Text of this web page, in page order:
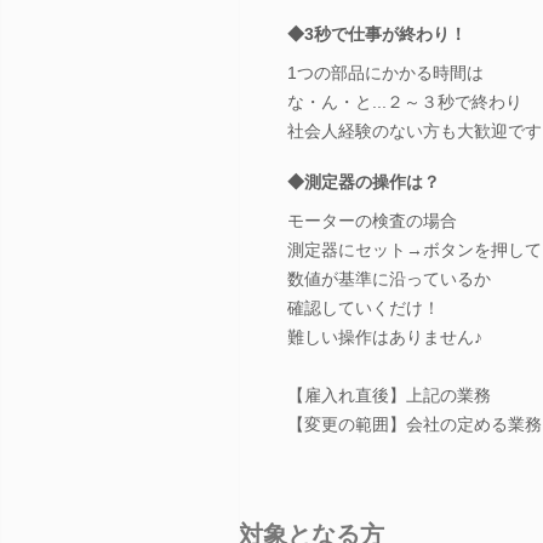
◆3秒で仕事が終わり！
1つの部品にかかる時間は
な・ん・と...２～３秒で終わり
社会人経験のない方も大歓迎で
◆測定器の操作は？
モーターの検査の場合
測定器にセット→ボタンを押し
数値が基準に沿っているか
確認していくだけ！
難しい操作はありません♪
【雇入れ直後】上記の業務
【変更の範囲】会社の定める業務
対象となる方